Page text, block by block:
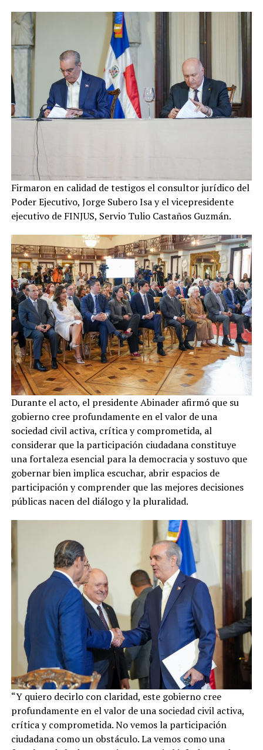
Firmaron en calidad de testigos el consultor jurídico del
Poder Ejecutivo, Jorge Subero Isa y el vicepresidente
ejecutivo de FINJUS, Servio Tulio Castaños Guzmán.
Durante el acto, el presidente Abinader afirmó que su
gobierno cree profundamente en el valor de una
sociedad civil activa, crítica y comprometida, al
considerar que la participación ciudadana constituye
una fortaleza esencial para la democracia y sostuvo que
gobernar bien implica escuchar, abrir espacios de
participación y comprender que las mejores decisiones
públicas nacen del diálogo y la pluralidad.
“Y quiero decirlo con claridad, este gobierno cree
profundamente en el valor de una sociedad civil activa,
crítica y comprometida. No vemos la participación
ciudadana como un obstáculo. La vemos como una